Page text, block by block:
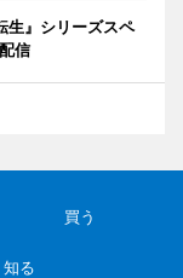
生』シリーズスペ
信
買う
る